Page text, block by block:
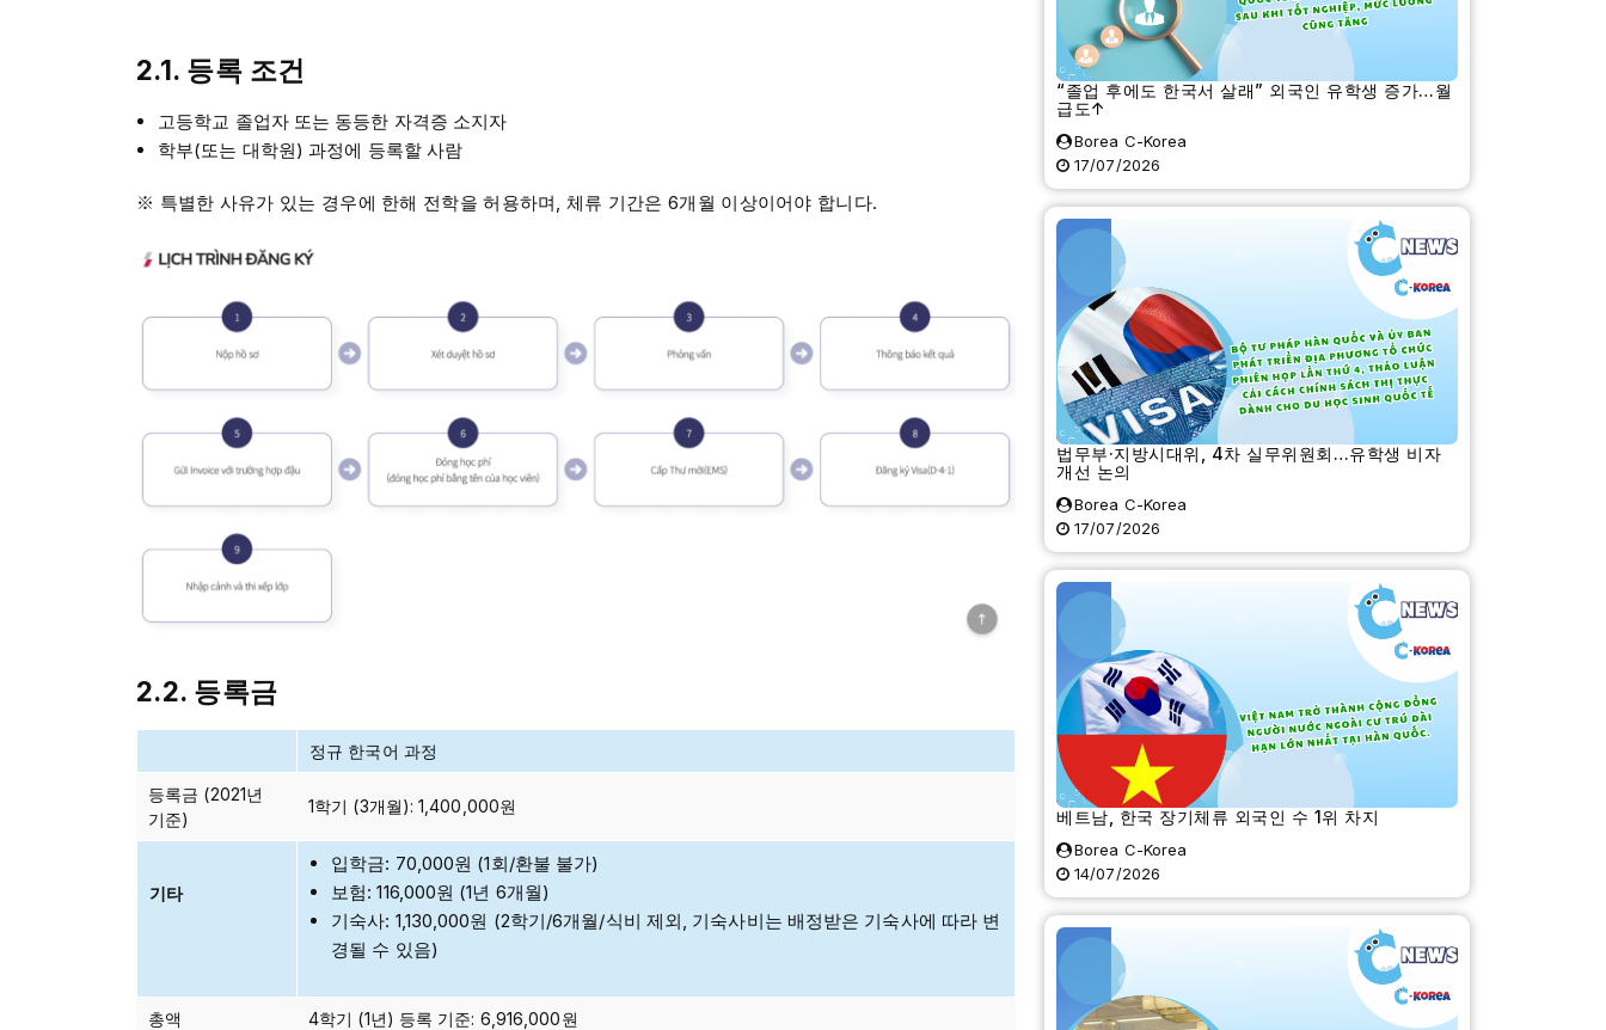
2.1. 등록 조건
고등학교 졸업자 또는 동등한 자격증 소지자
학부(또는 대학원) 과정에 등록할 사람
※ 특별한 사유가 있는 경우에 한해 전학을 허용하며, 체류 기간은 6개월 이상이어야 합니다.
2.2. 등록금
정규 한국어 과정
등록금 (2021년
기준)
1학기 (3개월): 1,400,000원
기타
입학금: 70,000원 (1회/환불 불가)
보험: 116,000원 (1년 6개월)
기숙사: 1,130,000원 (2학기/6개월/식비 제외, 기숙사비는 배정받은 기숙사에 따라 변
경될 수 있음)
총액 4학기 (1년) 등록 기준: 6,916,000원
“졸업 후에도 한국서 살래” 외국인 유학생 증가…월
급도↑
Borea C-Korea
17/07/2026
법무부·지방시대위, 4차 실무위원회…유학생 비자
개선 논의
Borea C-Korea
17/07/2026
베트남, 한국 장기체류 외국인 수 1위 차지
Borea C-Korea
14/07/2026